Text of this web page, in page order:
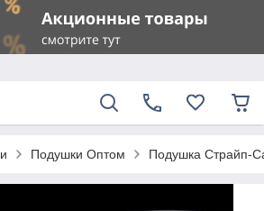
Подушки Оптом Подушка Страйп-